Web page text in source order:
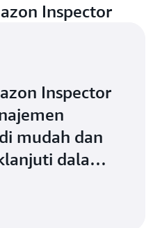
Inspector
Inspector
mudah dan
dalam